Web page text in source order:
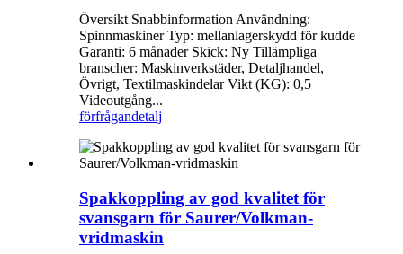
Översikt Snabbinformation Användning:
Spinnmaskiner Typ: mellanlagerskydd för kudde
Garanti: 6 månader Skick: Ny Tillämpliga
branscher: Maskinverkstäder, Detaljhandel,
Övrigt, Textilmaskindelar Vikt (KG): 0,5
Videoutgång...
förfrågandetalj
Spakkoppling av god kvalitet för
svansgarn för Saurer/Volkman-
vridmaskin